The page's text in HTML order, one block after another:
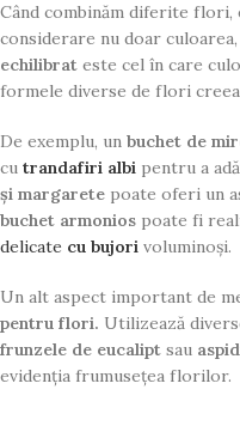
Când combinăm diferite
considerare nu doar
echilibrat este cel în care
formele diverse de flori
De exemplu, un buchet de
cu trandafiri albi pentru a
și margarete poate oferi un
buchet armonios poate fi
delicate cu bujori voluminoși.
Un alt aspect important de
pentru flori. Utilizează
frunzele de eucalipt sau
evidenția frumusețea florilor.